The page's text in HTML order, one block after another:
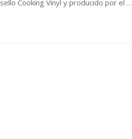
sello Cooking Vinyl y producido por el …